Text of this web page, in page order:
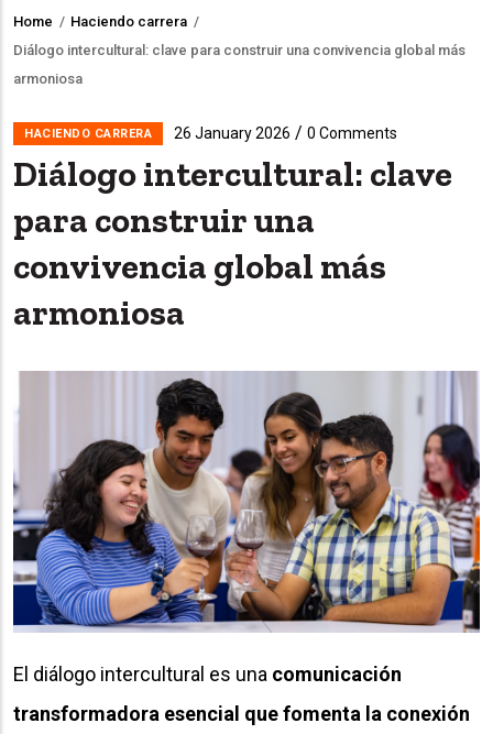
Breadcrumb
Home / Haciendo carrera /
Diálogo intercultural: clave para construir una convivencia global más
armoniosa
HACIENDO CARRERA 26 January 2026 / 0 Comments
Diálogo intercultural: clave
para construir una
convivencia global más
armoniosa
El diálogo intercultural es una comunicación
transformadora esencial que fomenta la conexión